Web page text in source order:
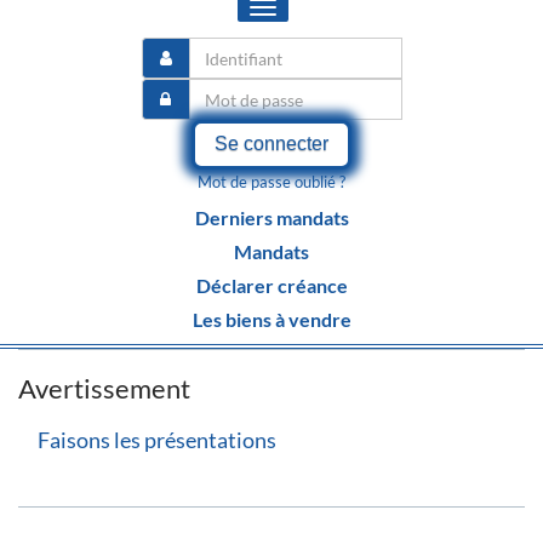
Toggle
navigation
Se connecter
Mot de passe oublié ?
Derniers mandats
Mandats
Déclarer créance
Les biens à vendre
Avertissement
Faisons les présentations